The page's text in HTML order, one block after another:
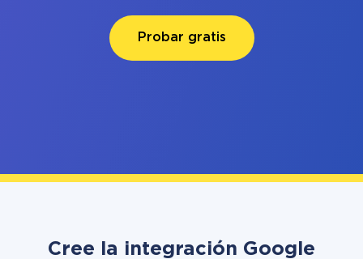
Probar gratis
Cree la integración Google